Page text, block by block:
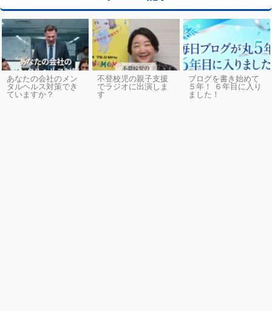
あなたの会社のメン
タルヘルス対策でき
ていますか？
不登校児の親子支援
でラジオに出演しま
す
ブログを書き始めて
５年！ ６年目に入り
ました！